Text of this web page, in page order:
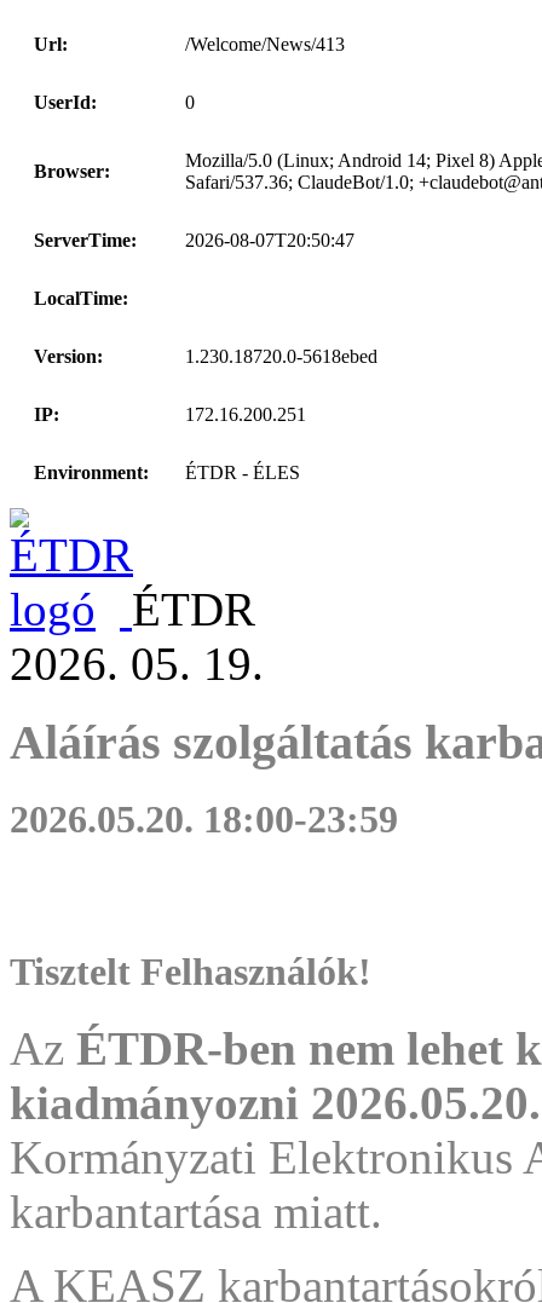
Url: /Welcome/News/413
UserId: 0
Browser:
Mozilla/5.0 (Linux; Android 14; Pixel 8)
Safari/537.36; ClaudeBot/1.0;
ServerTime: 2026-08-07T20:50:47
LocalTime:
Version: 1.230.18720.0-5618ebed
IP: 172.16.200.251
Environment: ÉTDR - ÉLES
ÉTDR
2026. 05. 19.
Aláírás szolgáltatás
2026.05.20. 18:00-23:59
Tisztelt Felhasználók!
Az ÉTDR-ben nem lehet
kiadmányozni
Kormányzati Elektronikus
karbantartása miatt.
A KEASZ